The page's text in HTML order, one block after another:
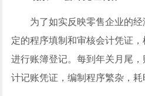
为了如实反映零售企业的经
定的程序填制和审核会计凭证
进行账簿登记。每到年关月尾
计记账凭证，编制程序繁杂，耗